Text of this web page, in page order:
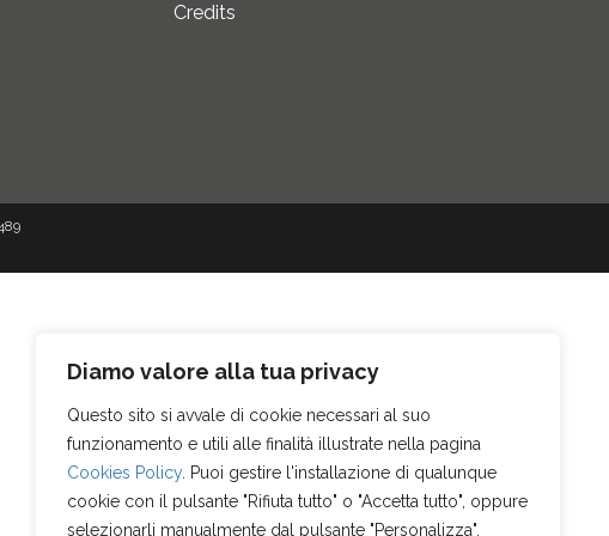
Diamo valore alla tua privacy
Questo sito si avvale di cookie necessari al suo
funzionamento e utili alle finalità illustrate nella pagina
Cookies Policy. Puoi gestire l'installazione di qualunque
cookie con il pulsante "Rifiuta tutto" o "Accetta tutto", oppure
selezionarli manualmente dal pulsante "Personalizza".
Credits